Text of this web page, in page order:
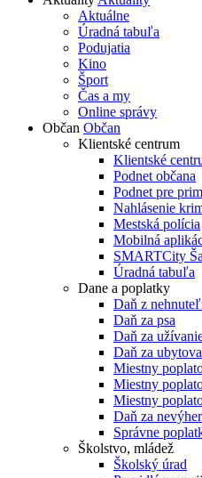
Aktuálne
Úradná tabuľa
Podujatia
Kino
Šport
Čas a my
Online správy
Občan Občan
Klientské centrum
Klientské
Podnet občana
Podnet pre
Nahlásenie
Mestská polícia
Mobilná
SMARTCity
Úradná tabuľa
Dane a poplatky
Daň z
Daň za psa
Daň za
Daň za
Miestny
Miestny
Miestny
Daň za
Správne
Školstvo, mládež
Školský úrad